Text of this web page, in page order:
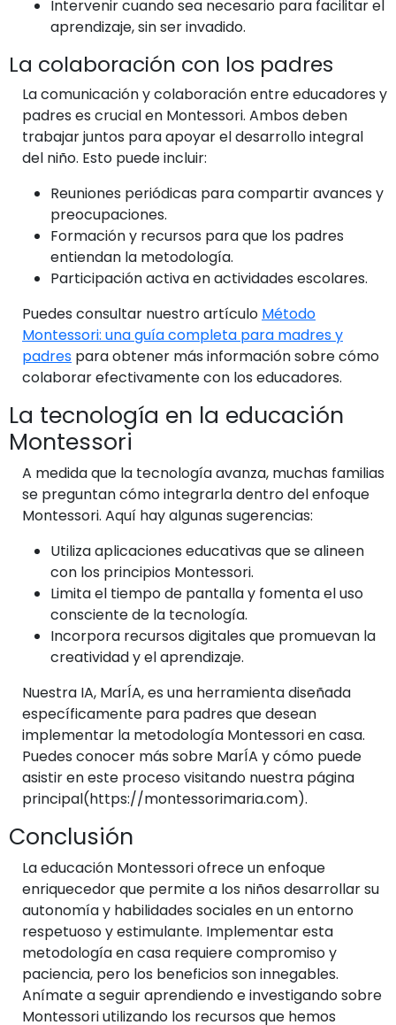
Intervenir cuando sea necesario para facilitar el
aprendizaje, sin ser invadido.
La colaboración con los padres
La comunicación y colaboración entre educadores y
padres es crucial en Montessori. Ambos deben
trabajar juntos para apoyar el desarrollo integral
del niño. Esto puede incluir:
Reuniones periódicas para compartir avances y
preocupaciones.
Formación y recursos para que los padres
entiendan la metodología.
Participación activa en actividades escolares.
Puedes consultar nuestro artículo Método
Montessori: una guía completa para madres y
padres para obtener más información sobre cómo
colaborar efectivamente con los educadores.
La tecnología en la educación
Montessori
A medida que la tecnología avanza, muchas familias
se preguntan cómo integrarla dentro del enfoque
Montessori. Aquí hay algunas sugerencias:
Utiliza aplicaciones educativas que se alineen
con los principios Montessori.
Limita el tiempo de pantalla y fomenta el uso
consciente de la tecnología.
Incorpora recursos digitales que promuevan la
creatividad y el aprendizaje.
Nuestra IA, MarÍA, es una herramienta diseñada
específicamente para padres que desean
implementar la metodología Montessori en casa.
Puedes conocer más sobre MarÍA y cómo puede
asistir en este proceso visitando nuestra página
principal(https://montessorimaria.com).
Conclusión
La educación Montessori ofrece un enfoque
enriquecedor que permite a los niños desarrollar su
autonomía y habilidades sociales en un entorno
respetuoso y estimulante. Implementar esta
metodología en casa requiere compromiso y
paciencia, pero los beneficios son innegables.
Anímate a seguir aprendiendo e investigando sobre
Montessori utilizando los recursos que hemos